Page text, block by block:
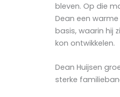
bleven. Op die
Dean een
basis, waarin hij
kon ontwikkelen.
Dean Huijsen
sterke